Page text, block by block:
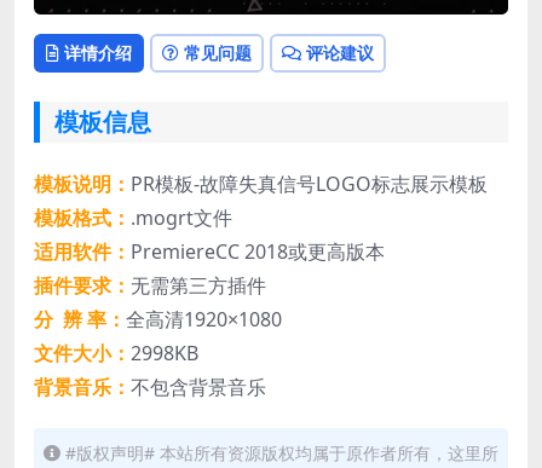
详情介绍 常见问题 评论建议
模板信息
模板说明： PR模板-故障失真信号LOGO标志展示模板
模板格式： .mogrt文件
适用软件： PremiereCC 2018或更高版本
插件要求： 无需第三方插件
分 辨 率： 全高清1920×1080
文件大小： 2998KB
背景音乐： 不包含背景音乐
#版权声明# 本站所有资源版权均属于原作者所有，这里所